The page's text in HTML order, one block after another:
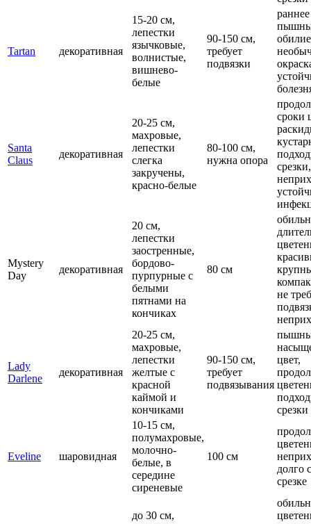
Tartan декоративная
15-20 см,
лепестки
язычковые,
волнистые,
вишнево-
белые
90-150 см,
требует
подвязки
Santa
Claus
декоративная
20-25 см,
махровые,
лепестки
слегка
закручены,
красно-белые
80-100 см,
нужна опора
сроки
срезки,
Mystery
Day
декоративная
20 см,
лепестки
заостренные,
бордово-
пурпурные с
белыми
пятнами на
кончиках
80 см
не
Lady
Darlene
декоративная
20-25 см,
махровые,
лепестки
желтые с
красной
каймой и
кончиками
90-150 см,
требует
подвязывания
цвет,
срезки
Eveline шаровидная
10-15 см,
полумахровые,
молочно-
белые, в
середине
сиреневые
100 см
долго
срезке
до 30 см,